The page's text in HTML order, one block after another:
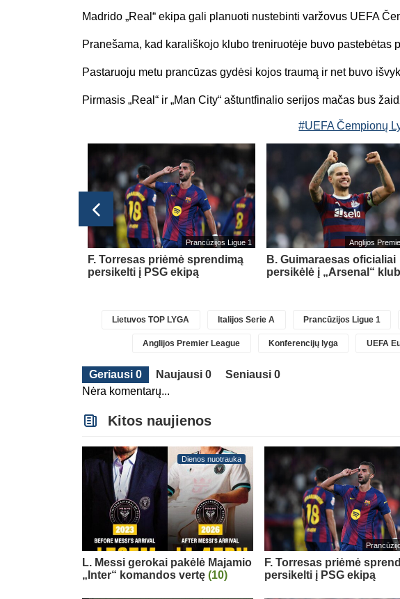
Madrido „Real“ ekipa gali planuoti nustebinti varžovus UEFA
Pranešama, kad karališkojo klubo treniruotėje buvo pastebėtas
Pastaruoju metu prancūzas gydėsi kojos traumą ir net buvo
Pirmasis „Real“ ir „Man City“ aštuntfinalio serijos mačas bus
#UEFA Čempionų
Prancūzijos Ligue 1
F. Torresas priėmė sprendimą
persikelti į PSG ekipą
Anglijos
B. Guimaraesas oficialiai
persikėlė į „Arsenal“
Lietuvos TOP LYGA Italijos Serie A Prancūzijos Ligue 1
Anglijos Premier League Konferencijų lyga UEFA
Geriausi 0 Naujausi 0
Seniausi 0
Nėra komentarų...
Kitos naujienos
Dienos nuotrauka
L. Messi gerokai pakėlė Majamio
„Inter“ komandos vertę (10)
F. Torresas priėmė
persikelti į PSG ekipą